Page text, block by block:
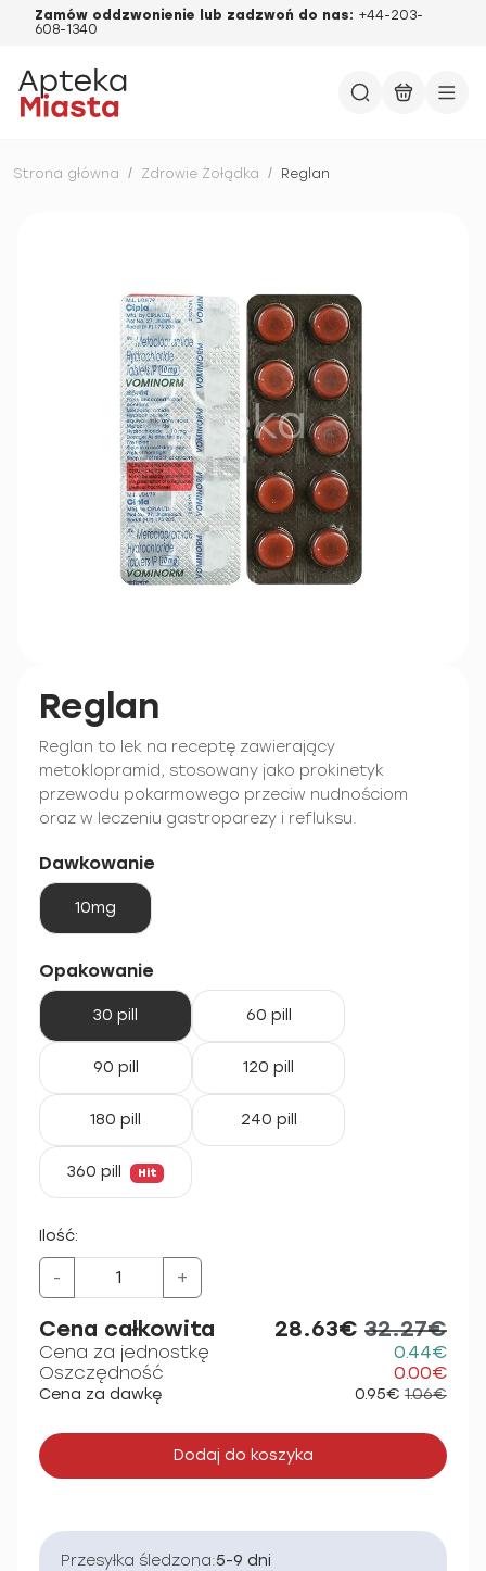
Zamów oddzwonienie lub zadzwoń do nas: +44-203-
608-1340
Strona główna / Zdrowie Żołądka / Reglan
Reglan
Reglan to lek na receptę zawierający
metoklopramid, stosowany jako prokinetyk
przewodu pokarmowego przeciw nudnościom
oraz w leczeniu gastroparezy i refluksu.
Dawkowanie
10mg
Opakowanie
30 pill 60 pill
90 pill 120 pill
180 pill 240 pill
360 pill Hit
Ilość:
- +
Cena całkowita 28.63€ 32.27€
Cena za jednostkę
0.44€
Oszczędność
0.00€
Cena za dawkę 0.95€ 1.06€
Dodaj do koszyka
Przesyłka śledzona:5-9 dni